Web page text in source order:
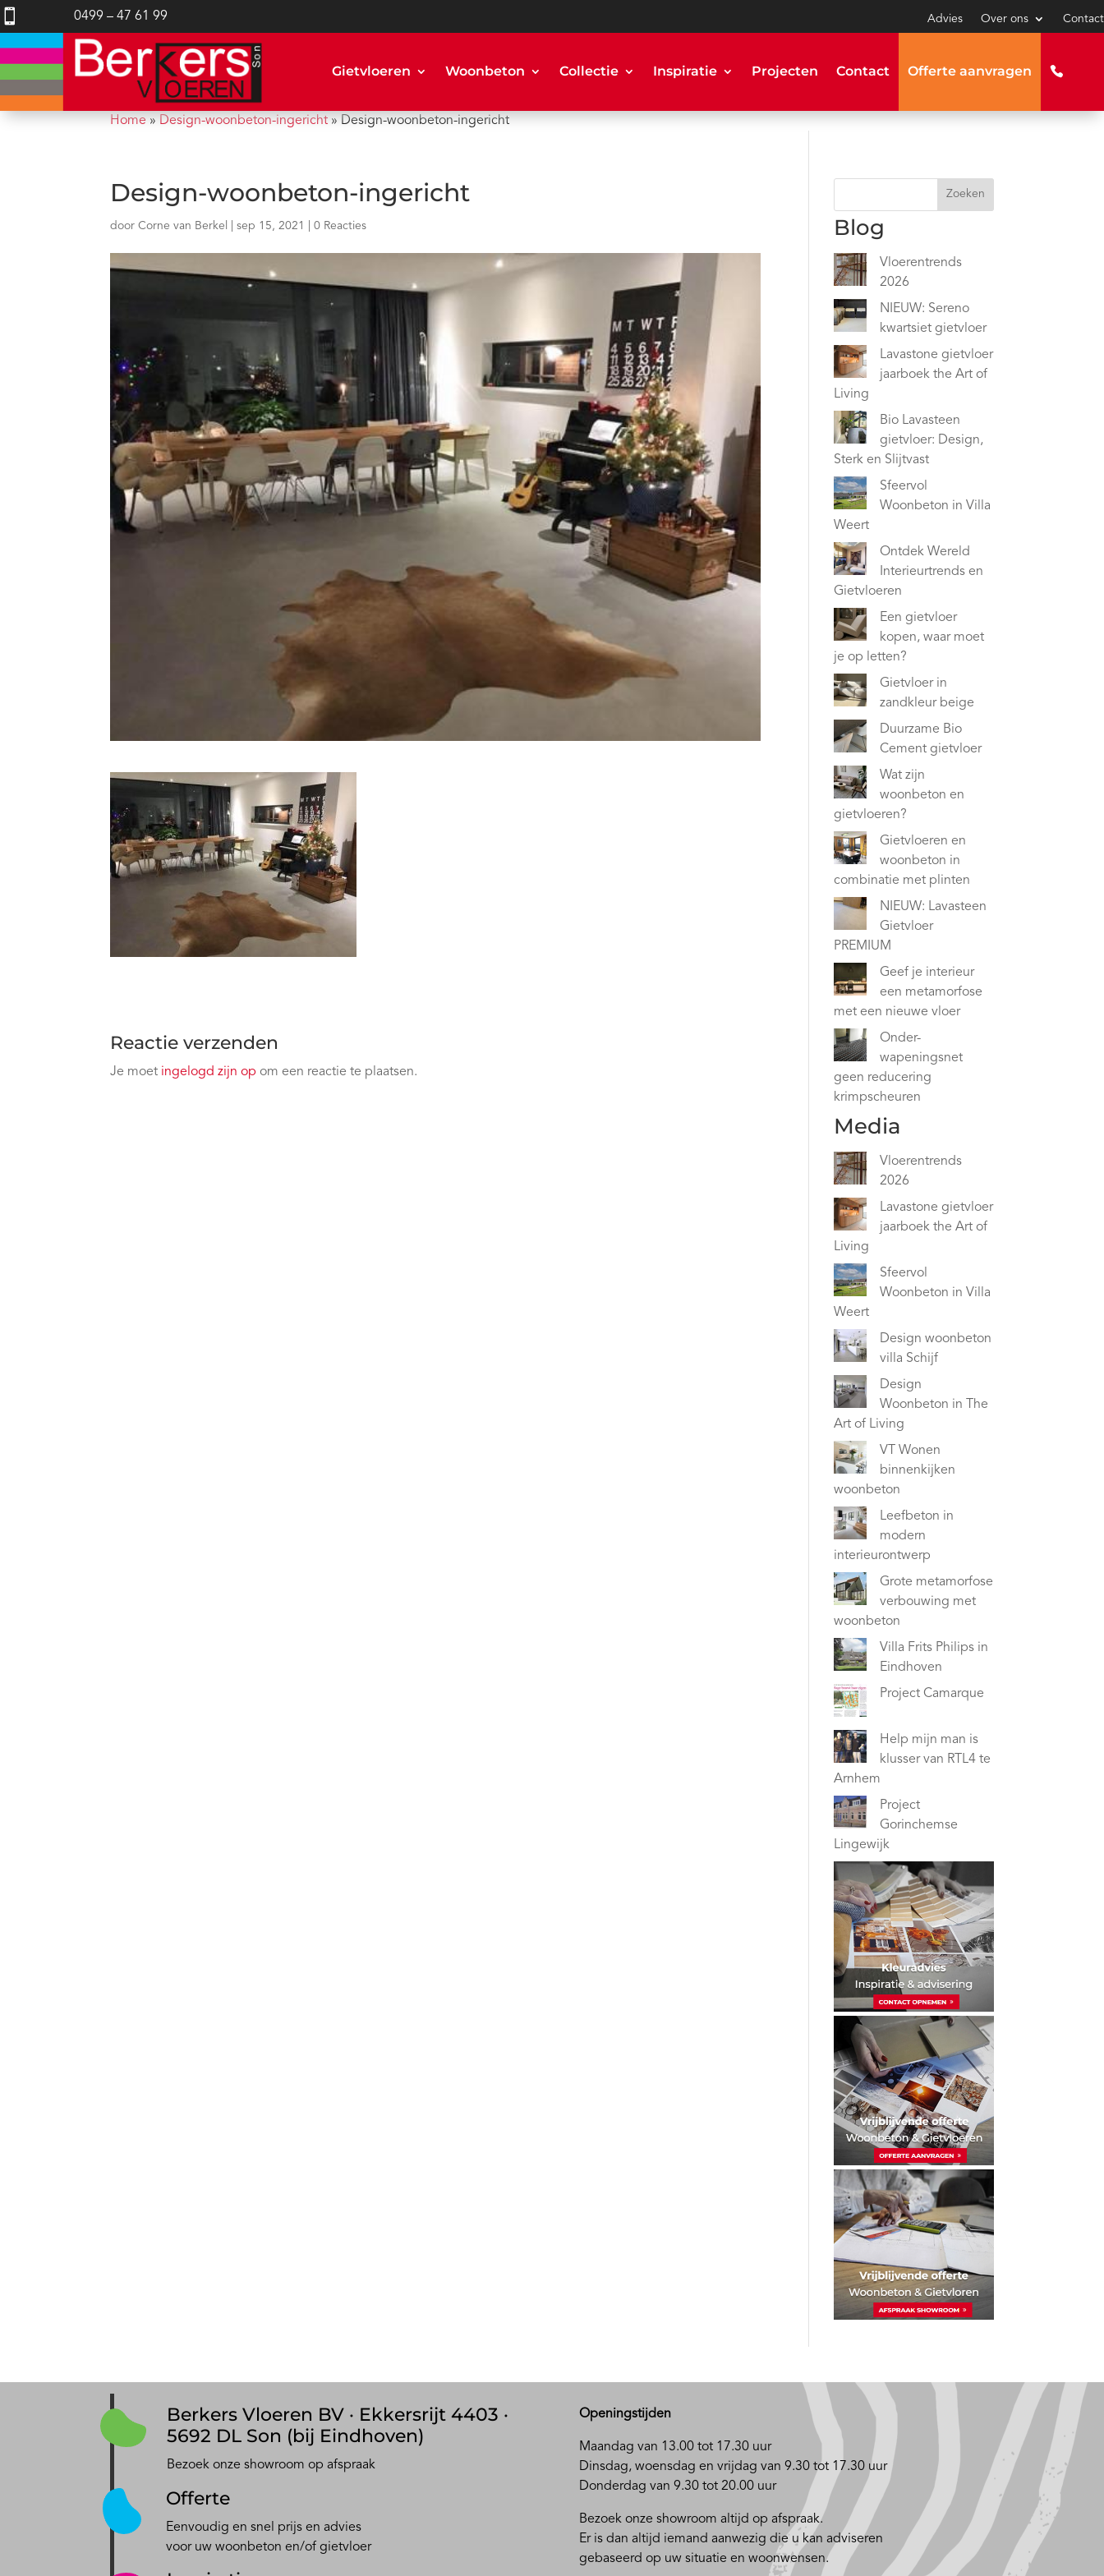
 0499 – 47 61 99 Advies Over ons Contact
Gietvloeren Woonbeton Collectie Inspiratie Projecten Contact Offerte aanvragen
Home » Design-woonbeton-ingericht » Design-woonbeton-ingericht
Design-woonbeton-ingericht
doorCorne van Berkel |sep 15, 2021 |0 Reacties
Reactie verzenden
Je moet ingelogd zijn op om een reactie te plaatsen.
Zoeken
Blog
Vloerentrends
2026
NIEUW: Sereno
kwartsiet gietvloer
Lavastone gietvloer
jaarboek the Art of
Living
Bio Lavasteen
gietvloer: Design,
Sterk en Slijtvast
Sfeervol
Woonbeton in Villa
Weert
Ontdek Wereld
Interieurtrends en
Gietvloeren
Een gietvloer
kopen, waar moet
je op letten?
Gietvloer in
zandkleur beige
Duurzame Bio
Cement gietvloer
Wat zijn
woonbeton en
gietvloeren?
Gietvloeren en
woonbeton in
combinatie met plinten
NIEUW: Lavasteen
Gietvloer
PREMIUM
Geef je interieur
een metamorfose
met een nieuwe vloer
Onder-
wapeningsnet
geen reducering
krimpscheuren
Media
Vloerentrends
2026
Lavastone gietvloer
jaarboek the Art of
Living
Sfeervol
Woonbeton in Villa
Weert
Design woonbeton
villa Schijf
Design
Woonbeton in The
Art of Living
VT Wonen
binnenkijken
woonbeton
Leefbeton in
modern
interieurontwerp
Grote metamorfose
verbouwing met
woonbeton
Villa Frits Philips in
Eindhoven
Project Camarque
Help mijn man is
klusser van RTL4 te
Arnhem
Project
Gorinchemse
Lingewijk
Berkers Vloeren BV · Ekkersrijt 4403 ·
5692 DL Son (bij Eindhoven)
Bezoek onze showroom op afspraak
Offerte
Eenvoudig en snel prijs en advies
voor uw woonbeton en/of gietvloer
Openingstijden
Maandag van 13.00 tot 17.30 uur
Dinsdag, woensdag en vrijdag van 9.30 tot 17.30 uur
Donderdag van 9.30 tot 20.00 uur
Bezoek onze showroom altijd op afspraak.
Er is dan altijd iemand aanwezig die u kan adviseren
gebaseerd op uw situatie en woonwensen.